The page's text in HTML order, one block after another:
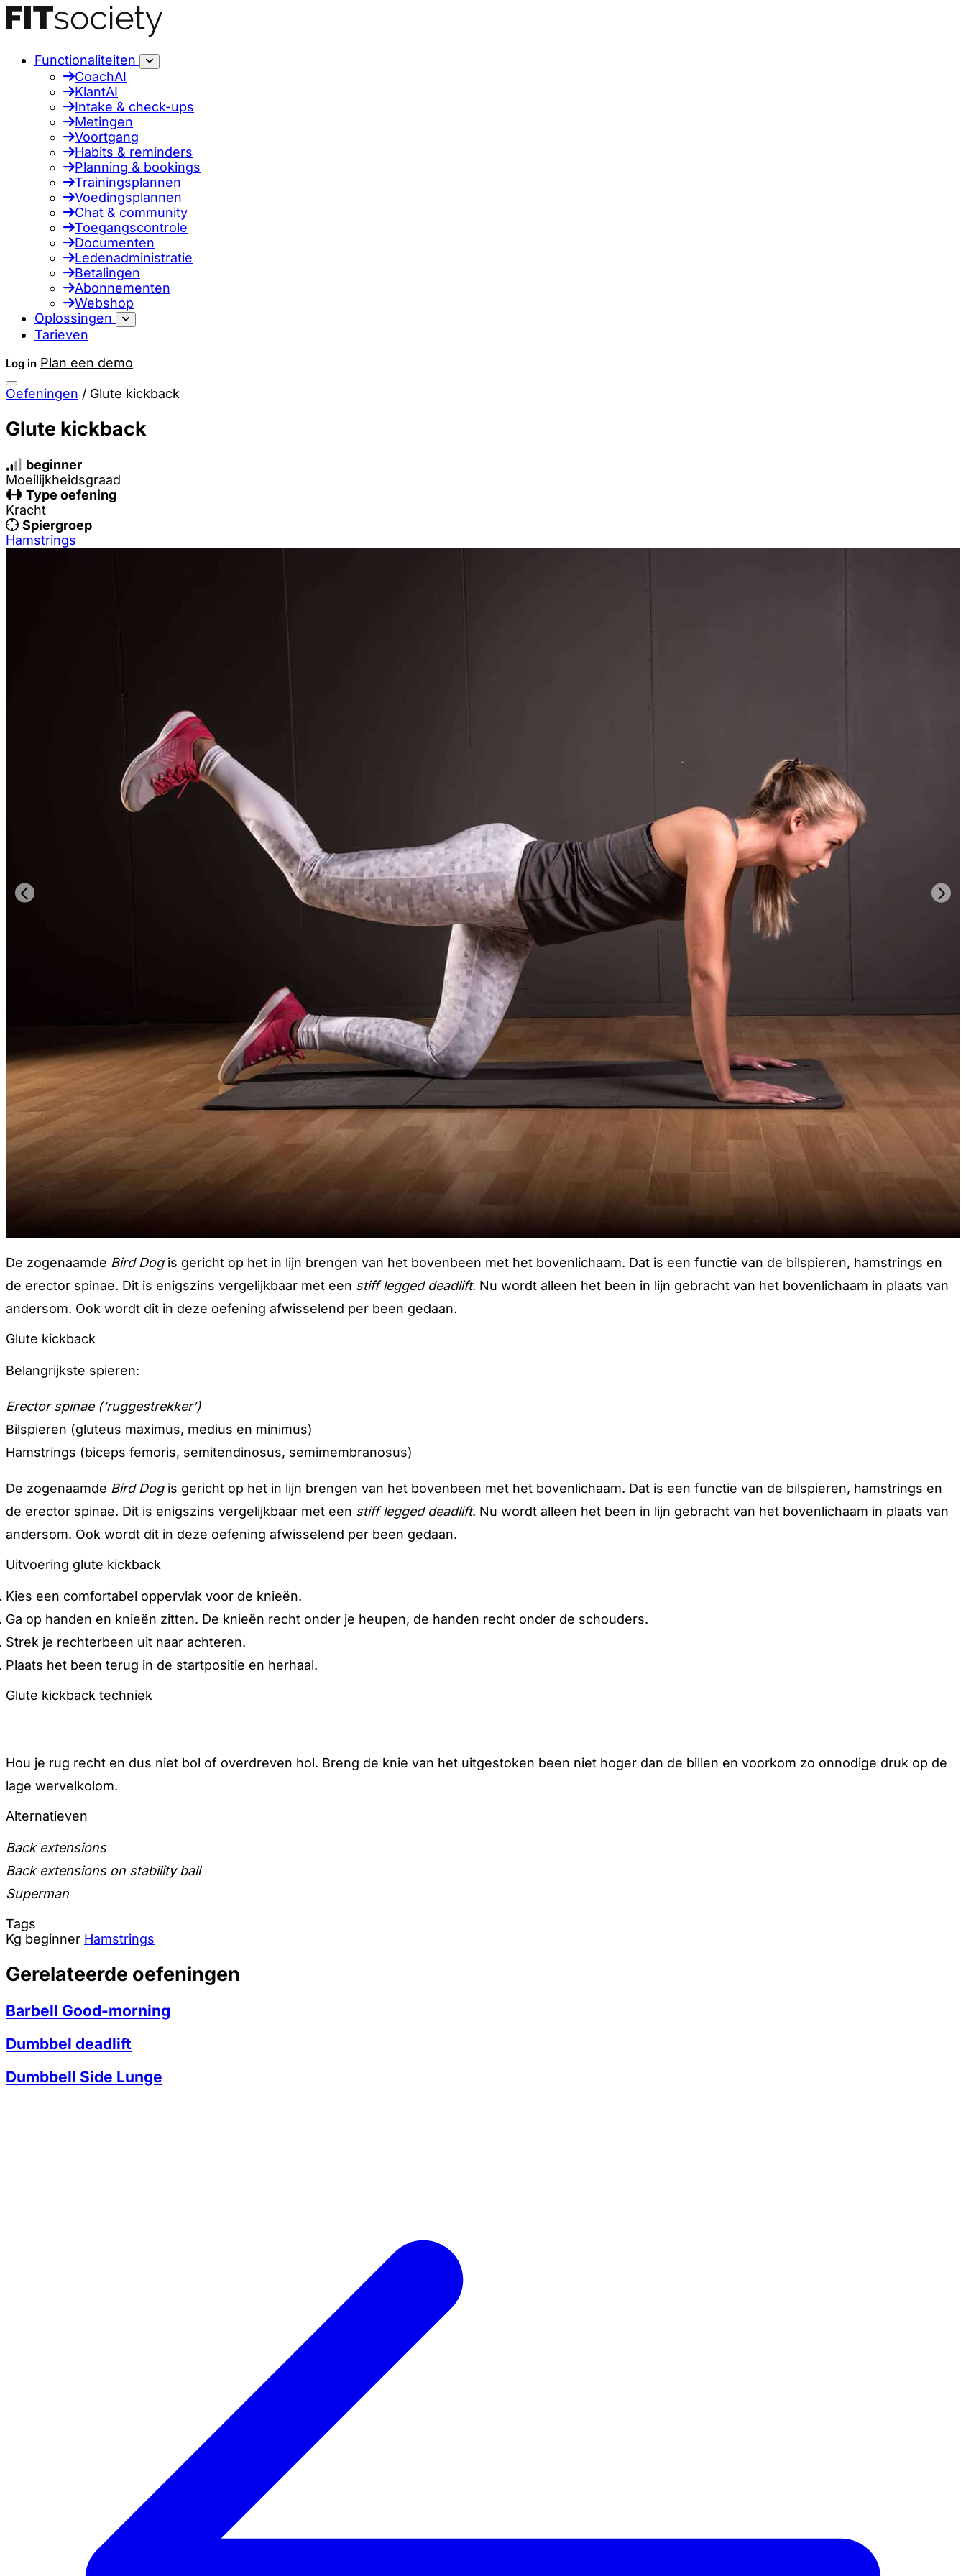
Functionaliteiten
CoachAI
KlantAI
Intake & check-ups
Metingen
Voortgang
Habits & reminders
Planning & bookings
Trainingsplannen
Voedingsplannen
Chat & community
Toegangscontrole
Documenten
Ledenadministratie
Betalingen
Abonnementen
Webshop
Oplossingen
Tarieven
Log in Plan een demo
Oefeningen / Glute kickback
Glute kickback
beginner
Moeilijkheidsgraad
Type oefening
Kracht
Spiergroep
Hamstrings
De zogenaamde Bird Dogis gericht op het in lijn brengen van het bovenbeen met het bovenlichaam. Dat is een functie van de bilspieren, hamstrings en
de erector spinae. Dit is enigszins vergelijkbaar met een stiff legged deadlift. Nu wordt alleen het been in lijn gebracht van het bovenlichaam in plaats van
andersom. Ook wordt dit in deze oefening afwisselend per been gedaan.
Glute kickback
Belangrijkste spieren:
Erector spinae (‘ruggestrekker’)
Bilspieren (gluteus maximus, medius en minimus)
Hamstrings (biceps femoris, semitendinosus, semimembranosus)
De zogenaamde Bird Dogis gericht op het in lijn brengen van het bovenbeen met het bovenlichaam. Dat is een functie van de bilspieren, hamstrings en
de erector spinae. Dit is enigszins vergelijkbaar met een stiff legged deadlift. Nu wordt alleen het been in lijn gebracht van het bovenlichaam in plaats van
andersom. Ook wordt dit in deze oefening afwisselend per been gedaan.
Uitvoering glute kickback
Kies een comfortabel oppervlak voor de knieën.
Ga op handen en knieën zitten. De knieën recht onder je heupen, de handen recht onder de schouders.
Strek je rechterbeen uit naar achteren.
Plaats het been terug in de startpositie en herhaal.
Glute kickback techniek
Hou je rug recht en dus niet bol of overdreven hol. Breng de knie van het uitgestoken been niet hoger dan de billen en voorkom zo onnodige druk op de
lage wervelkolom.
Alternatieven
Back extensions
Back extensions on stability ball
Superman
Tags
Kg beginner Hamstrings
Gerelateerde oefeningen
Barbell Good-morning
Dumbbel deadlift
Dumbbell Side Lunge